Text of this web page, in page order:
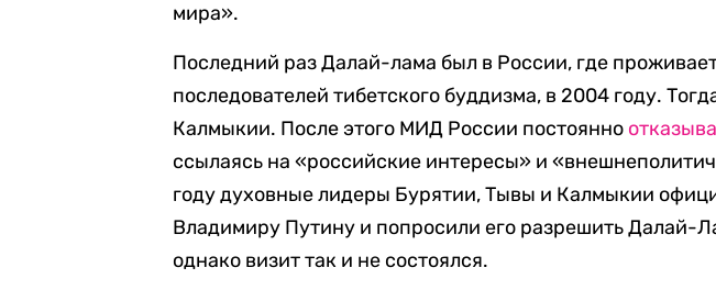
мира».
Последний раз Далай-лама был в России, где
последователей тибетского буддизма, в 2004 году.
Калмыкии. После этого МИД России постоянно
ссылаясь на «российские интересы» и
году духовные лидеры Бурятии, Тывы и Калмыкии
Владимиру Путину и попросили его разрешить Далай-
однако визит так и не состоялся.